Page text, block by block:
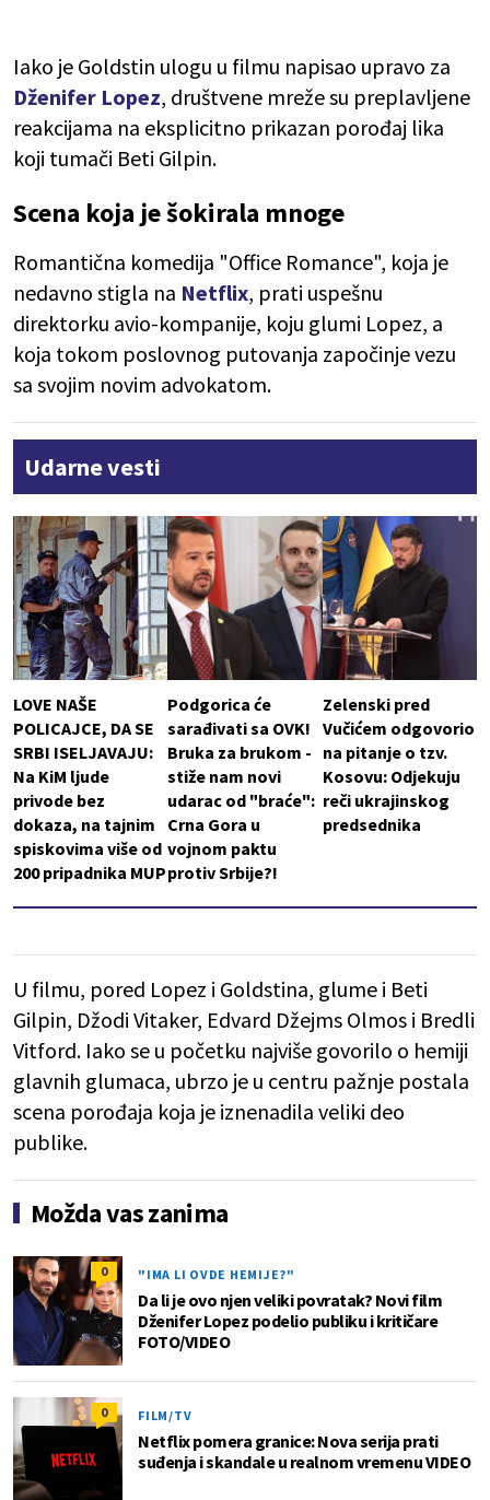
Iako je Goldstin ulogu u filmu napisao upravo za
Dženifer Lopez, društvene mreže su preplavljene
reakcijama na eksplicitno prikazan porođaj lika
koji tumači Beti Gilpin.
Scena koja je šokirala mnoge
Romantična komedija "Office Romance", koja je
nedavno stigla na Netflix, prati uspešnu
direktorku avio-kompanije, koju glumi Lopez, a
koja tokom poslovnog putovanja započinje vezu
sa svojim novim advokatom.
Udarne vesti
LOVE NAŠE
POLICAJCE, DA SE
SRBI ISELJAVAJU:
Na KiM ljude
privode bez
dokaza, na tajnim
spiskovima više od
200 pripadnika MUP
Podgorica će
sarađivati sa OVK!
Bruka za brukom -
stiže nam novi
udarac od "braće":
Crna Gora u
vojnom paktu
protiv Srbije?!
Zelenski pred
Vučićem odgovorio
na pitanje o tzv.
Kosovu: Odjekuju
reči ukrajinskog
predsednika
U filmu, pored Lopez i Goldstina, glume i Beti
Gilpin, Džodi Vitaker, Edvard Džejms Olmos i Bredli
Vitford. Iako se u početku najviše govorilo o hemiji
glavnih glumaca, ubrzo je u centru pažnje postala
scena porođaja koja je iznenadila veliki deo
publike.
Možda vas zanima
0 "IMA LI OVDE HEMIJE?"
Da li je ovo njen veliki povratak? Novi film
Dženifer Lopez podelio publiku i kritičare
FOTO/VIDEO
0 FILM/TV
Netflix pomera granice: Nova serija prati
suđenja i skandale u realnom vremenu VIDEO